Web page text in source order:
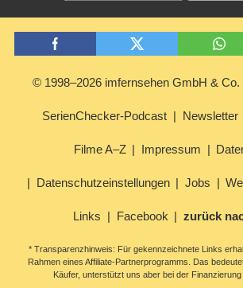
© 1998–2026 imfernsehen GmbH & Co.
SerienChecker-Podcast Newsletter
Filme A–Z Impressum
Datenschutzeinstellungen Jobs
Links Facebook zurück
* Transparenzhinweis: Für gekennzeichnete Links
Rahmen eines Affiliate-Partnerprogramms. Das
Käufer, unterstützt uns aber bei der Finanzierung